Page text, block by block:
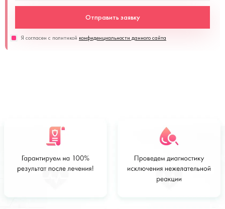
Отправить заявку
Я согласен с политикой конфиденциальности данного сайта